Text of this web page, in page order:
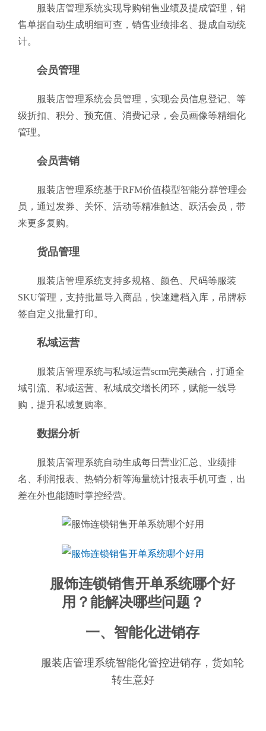
服装店管理系统实现导购销售业绩及提成管理，销
售单据自动生成明细可查，销售业绩排名、提成自动统
计。
会员管理
服装店管理系统会员管理，实现会员信息登记、等
级折扣、积分、预充值、消费记录，会员画像等精细化
管理。
会员营销
服装店管理系统基于RFM价值模型智能分群管理会
员，通过发券、关怀、活动等精准触达、跃活会员，带
来更多复购。
货品管理
服装店管理系统支持多规格、颜色、尺码等服装
SKU管理，支持批量导入商品，快速建档入库，吊牌标
签自定义批量打印。
私域运营
服装店管理系统与私域运营scrm完美融合，打通全
域引流、私域运营、私域成交增长闭环，赋能一线导
购，提升私域复购率。
数据分析
服装店管理系统自动生成每日营业汇总、业绩排
名、利润报表、热销分析等海量统计报表手机可查，出
差在外也能随时掌控经营。
服饰连锁销售开单系统哪个好
用？能解决哪些问题？
一、智能化进销存
服装店管理系统智能化管控进销存，货如轮
转生意好